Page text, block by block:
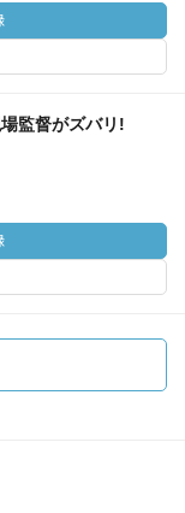
監督がズバリ!